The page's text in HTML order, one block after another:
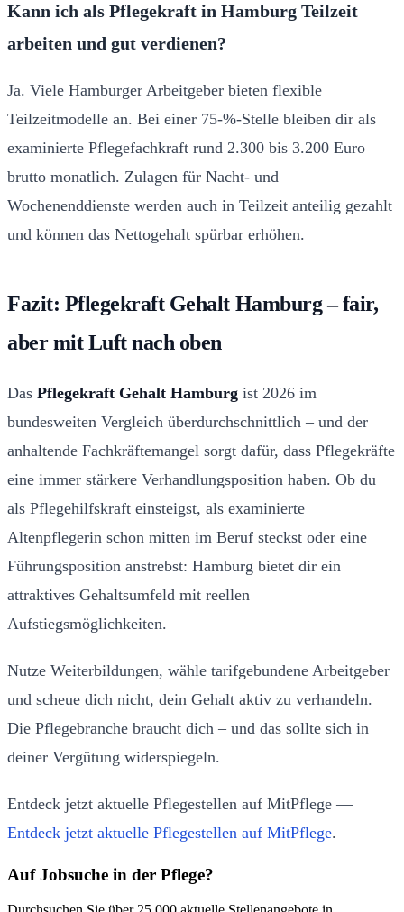
Kann ich als Pflegekraft in Hamburg Teilzeit
arbeiten und gut verdienen?
Ja. Viele Hamburger Arbeitgeber bieten flexible
Teilzeitmodelle an. Bei einer 75-%-Stelle bleiben dir als
examinierte Pflegefachkraft rund 2.300 bis 3.200 Euro
brutto monatlich. Zulagen für Nacht- und
Wochenenddienste werden auch in Teilzeit anteilig gezahlt
und können das Nettogehalt spürbar erhöhen.
Fazit: Pflegekraft Gehalt Hamburg – fair,
aber mit Luft nach oben
Das Pflegekraft Gehalt Hamburg ist 2026 im
bundesweiten Vergleich überdurchschnittlich – und der
anhaltende Fachkräftemangel sorgt dafür, dass Pflegekräfte
eine immer stärkere Verhandlungsposition haben. Ob du
als Pflegehilfskraft einsteigst, als examinierte
Altenpflegerin schon mitten im Beruf steckst oder eine
Führungsposition anstrebst: Hamburg bietet dir ein
attraktives Gehaltsumfeld mit reellen
Aufstiegsmöglichkeiten.
Nutze Weiterbildungen, wähle tarifgebundene Arbeitgeber
und scheue dich nicht, dein Gehalt aktiv zu verhandeln.
Die Pflegebranche braucht dich – und das sollte sich in
deiner Vergütung widerspiegeln.
Entdeck jetzt aktuelle Pflegestellen auf MitPflege —
Entdeck jetzt aktuelle Pflegestellen auf MitPflege.
Auf Jobsuche in der Pflege?